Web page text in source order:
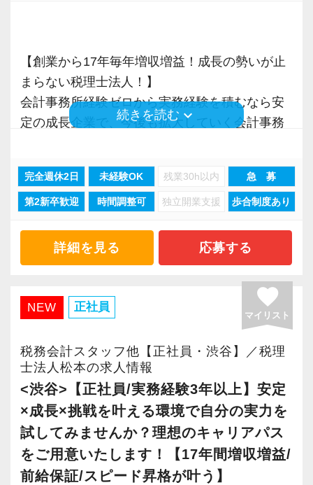
入社してからのステップアッププランを準備し
ています。あなたの成長にあわせてステップア
ップしていきましょう。
先輩が担当しているお客様の月次試算表を作成
しながら少しずつレベルアップしていきましょ
う。実際の数字に触れながら業務に取り組んで
頂くことで、より理解と知識が深まります！
そろそろ入力業務に慣れてきますので、本人の
希望に応じて決算業務、年末調整業務、確定申
告業務にもチャレンジして頂けます。先輩スタ
ッフがサポートしますので、安心して税務・会
計の業務を一通り覚えられます！
▽ステップ3(4ヶ月目〜)
一通りの業務を覚えたら、自分自身で決算を行
って頂きます。決算書が出来ましたら、先輩ス
タッフ・オフィス責任者からのチェックと国税
を獲得していきます。
お客様から信頼され、心の通ったサービスを提
供する真の「税務プロフェッショナル」として
の道を私たちと一緒に歩んでみませんか？
【目指すは“大家族のような会社”明るく楽しく一
緒に働ける方を求めています】
「こんな明るい事務所ははじめて」と言われる
ほど、仲が良くて明るいのが当社の特徴です。
実践型インターンは成⻑性を重視していて、や
将来会計事務所で活躍したい熱い想いのある
【実務型研修・教育制度充実！学生の間に、こ
れからの会計業界で生き残るために必要な専門
性を磨けます】
会計業界はいずれコンピューターやAIに取って
変わられる職業と言われています。
その中で生き残るためにできることはコンピュ
また、職場環境の改善に積極的に取り組む企業
に対して認証される「社労士診断認証制度」を
取得しました。
施企業」の認定を受け、今後も社員が働きやす
い環境づくりを積極的に推進していきます。
長く安心して働ける環境を用意してお待ちして
ませんか？
昨年2022年12月にオープンした新しいオフィス
柏駅東口から徒歩4分のアクセスで、地場のお客
様が多いという特徴があります。
現在は増員にも力を入れ拡大を続けているた
め、今後はさらなる新規のお客様獲得に向けた
戦略も行っていきます。
20代～30代の若手メンバーが中心となって運営
しており、とても勢いと活気のあるオフィスで
【創業から17年毎年増収増益！成長の勢いが止
まらない税理士法人！】
会計事務所経験ゼロから実務経験を積むなら安
定の成長企業で、今後も拡大していく会計事務
現在当社では「渋谷」「新宿」「錦糸町」
「柏」「横浜」「大阪」の６拠点を展開してい
2021年6月に「渋谷オフィス」を新設し、その
後「新宿オフィス」「大阪オフィス」「錦糸町
さらに2022年12月には「柏オフィス」を開設
し、2025年には大阪オフィスを増床するなど、
事業拡大を続けています。
安定性抜群の環境で自己成長を実現できます。
社員の持つ「やる・やりたい」という気持ちを
大事にしているため、資格を持っていなくて
も、スピーディーなキャリアアップが可能で
す！
続きを読む keyboard_arrow_down
完全週休2日 未経験OK 残業30h以内 急 募
第2新卒歓迎 時間調整可 独立開業支援 歩合制度あり
詳細を見る 応募する
NEW 正社員 favorite
マイリスト
税務会計スタッフ他【正社員・渋谷】／税理
士法人松本の求人情報
<渋谷>【正社員/実務経験3年以上】安定
×成長×挑戦を叶える環境で自分の実力を
試してみませんか？理想のキャリアパス
をご用意いたします！【17年間増収増益/
前給保証/スピード昇格が叶う】